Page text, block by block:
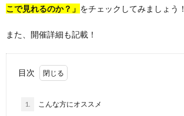
こで見れるのか？」 をチェックしてみましょう！
また、開催詳細も記載！
目次
1. こんな方にオススメ